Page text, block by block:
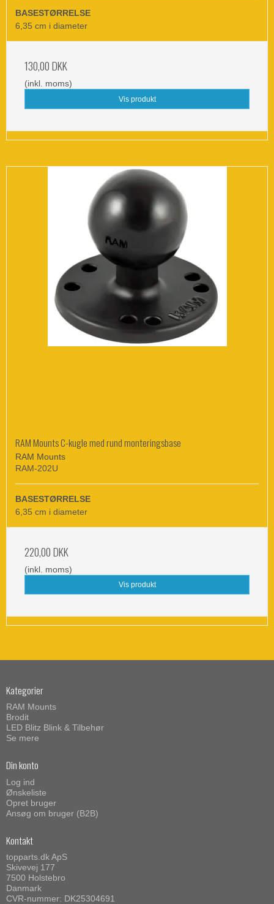
BASESTØRRELSE
6,35 cm i diameter
130,00 DKK
(inkl. moms)
Vis produkt
RAM Mounts C-kugle med rund monteringsbase
RAM Mounts
RAM-202U
BASESTØRRELSE
6,35 cm i diameter
220,00 DKK
(inkl. moms)
Vis produkt
Kategorier
RAM Mounts
Brodit
LED Blitz Blink & Tilbehør
Se mere
Din konto
Log ind
Ønskeliste
Opret bruger
Ansøg om bruger (B2B)
Kontakt
topparts.dk ApS
Skivevej 177
7500 Holstebro
Danmark
CVR-nummer: DK25304691